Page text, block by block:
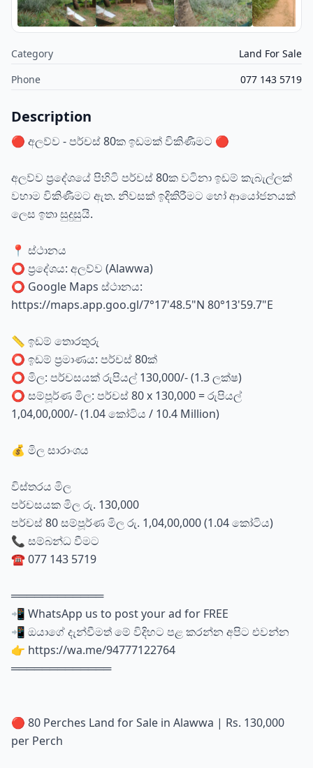
Category
Land For Sale
Phone
077 143 5719
Description
🔴 අලව්ව - පර්චස් 80ක ඉඩමක් විකිණීමට 🔴
අලව්ව ප්‍රදේශයේ පිහිටි පර්චස් 80ක වටිනා ඉඩම් කැබැල්ලක්
වහාම විකිණීමට ඇත. නිවසක් ඉදිකිරීමට හෝ ආයෝජනයක්
ලෙස ඉතා සුදුසුයි.
📍 ස්ථානය
⭕ ප්‍රදේශය: අලව්ව (Alawwa)
⭕ Google Maps ස්ථානය:
https://maps.app.goo.gl/7°17'48.5"N 80°13'59.7"E
📏 ඉඩම් තොරතුරු
⭕ ඉඩම් ප්‍රමාණය: පර්චස් 80ක්
⭕ මිල: පර්චසයක් රුපියල් 130,000/- (1.3 ලක්ෂ)
⭕ සම්පූර්ණ මිල: පර්චස් 80 x 130,000 = රුපියල්
1,04,00,000/- (1.04 කෝටිය / 10.4 Million)
💰 මිල සාරාංශය
විස්තරය මිල
පර්චසයක මිල රු. 130,000
පර්චස් 80 සම්පූර්ණ මිල රු. 1,04,00,000 (1.04 කෝටිය)
📞 සම්බන්ධ වීමට
☎️ 077 143 5719
════════════
📲 WhatsApp us to post your ad for FREE
📲 ඔයාගේ දැන්වීමත් මේ විදිහට පළ කරන්න අපිට එවන්න
👉 https://wa.me/94777122764
═════════════
🔴 80 Perches Land for Sale in Alawwa | Rs. 130,000
per Perch